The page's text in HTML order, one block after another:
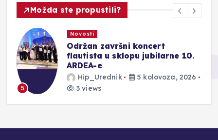
Možda ste propustili?
5
Novosti
Održan završni koncert
flautista u sklopu jubilarne 10.
ARDEA-e
Hip_Urednik
5 kolovoza, 2026
3 views